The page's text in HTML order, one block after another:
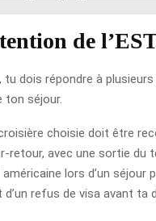
de
dois répondre à
ton séjour.
choisie doit être
retour, avec une sortie
lors d’un séjour
refus de visa avant ta